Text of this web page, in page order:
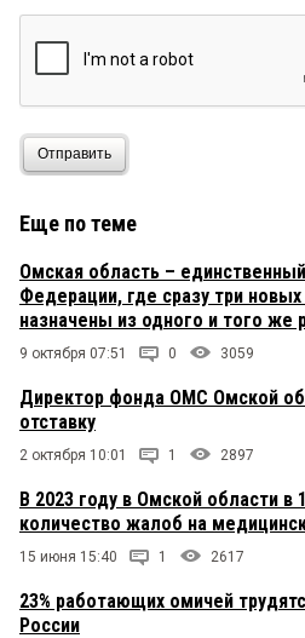
Отправить
Еще по теме
Омская область –
Федерации, где сразу три
назначены из одного и того же
9 октября 07:51 0 3059
Директор фонда ОМС Омской
отставку
2 октября 10:01 1 2897
В 2023 году в Омской области в
количество жалоб на
15 июня 15:40 1 2617
23% работающих омичей
России